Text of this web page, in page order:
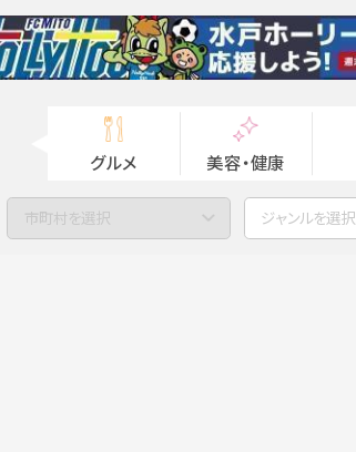
グルメ 美容・健康
市町村を選択 ジャンルを選択